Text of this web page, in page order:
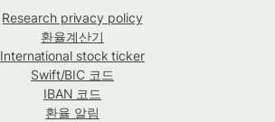
Research privacy policy
환율계산기
International stock ticker
Swift/BIC 코드
IBAN 코드
환율 알림